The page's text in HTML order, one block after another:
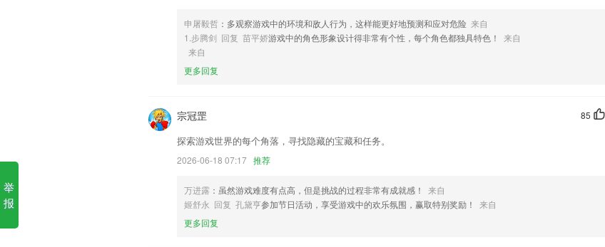
6,独特的美化效果，一键即可节省时间。
开元棋牌视频软件软件优势
1.专业的综合心理健康评估，这是根据心理学家—L.R.Derogati健康量表的健康观，从感觉、思维、情绪等多个
2.·智能课堂考勤系统，信息发布，答疑解惑
3.考前押题考前押题，大数据分析，必要题必在其中;
4.·清晰的胜利情况标记，对局历史列表中显示了对局人、对局时间以及胜利方等信息；
5.输入汉字为您展示汉字笔画
6.★教材同步，课程同步，巩固校内所学，让孩子取得学习好成绩
开元棋牌视频软件更新了什么?
申屠毅哲 ：多观察游戏中的环境和敌人行为，这样能更好地预测和应对危险 来自
1.步腾剑 回复 苗平娇游戏中的角色形象设计得非常有个性，每个角色都独具特色！
来自
来自
更多回复
85
宗冠罡
探索游戏世界的每个角落，寻找隐藏的宝藏和任务。
2026-06-18 07:17 推荐
万进露 ：虽然游戏难度有点高，但是挑战的过程非常有成就感！
来自
姬舒永 回复 孔黛亨参加节日活动，享受游戏中的欢乐氛围，赢取特别奖励！
来自
更多回复
举
报